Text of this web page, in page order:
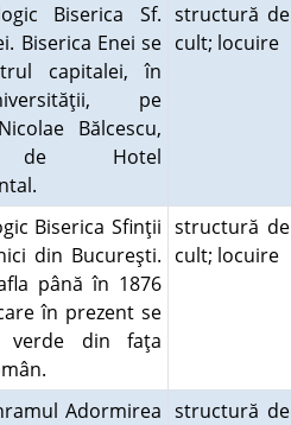
Biserica Sf.
Biserica Enei se
capitalei, în
pe
Bălcescu,
de Hotel
structură de
cult; locuire
Biserica Sfinţii
din Bucureşti.
până în 1876
în prezent se
verde din faţa
structură de
cult; locuire
Adormirea structură de